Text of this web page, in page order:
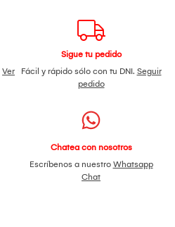
Ver
Sigue tu pedido
Fácil y rápido sólo con tu DNI. Seguir
pedido
Chatea con nosotros
Escríbenos a nuestro Whatsapp
Chat